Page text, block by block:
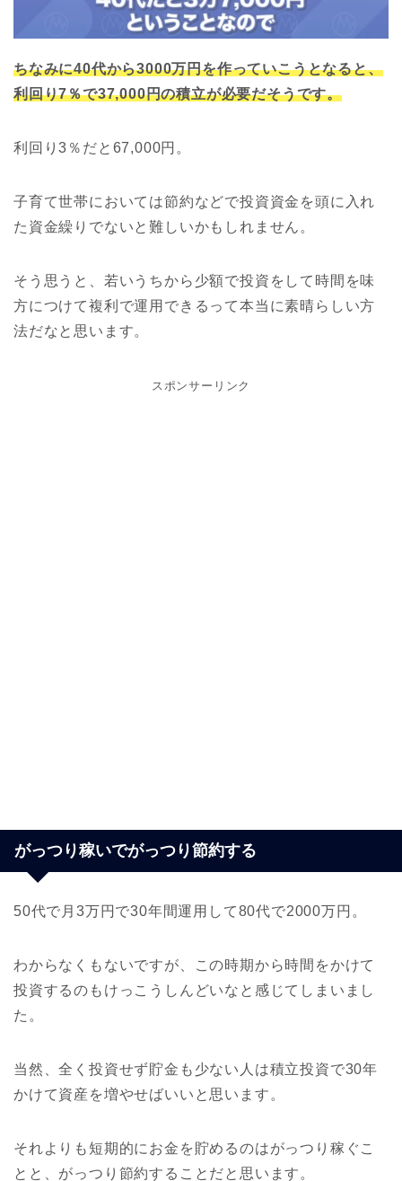
ちなみに40代から3000万円を作っていこうとなると、
利回り7％で37,000円の積立が必要だそうです。
利回り3％だと67,000円。
子育て世帯においては節約などで投資資金を頭に入れ
た資金繰りでないと難しいかもしれません。
そう思うと、若いうちから少額で投資をして時間を味
方につけて複利で運用できるって本当に素晴らしい方
法だなと思います。
スポンサーリンク
がっつり稼いでがっつり節約する
50代で月3万円で30年間運用して80代で2000万円。
わからなくもないですが、この時期から時間をかけて
投資するのもけっこうしんどいなと感じてしまいまし
た。
当然、全く投資せず貯金も少ない人は積立投資で30年
かけて資産を増やせばいいと思います。
それよりも短期的にお金を貯めるのはがっつり稼ぐこ
とと、がっつり節約することだと思います。